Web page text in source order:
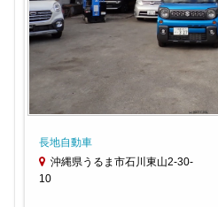
長地自動車
沖縄県うるま市石川東山2-30-
10